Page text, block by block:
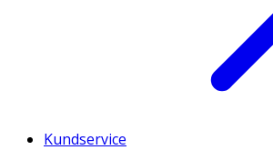
Kundservice